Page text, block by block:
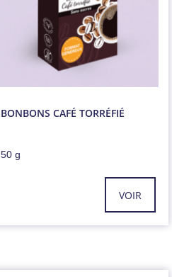
BONBONS CAFÉ TORRÉFIÉ
50 g
VOIR